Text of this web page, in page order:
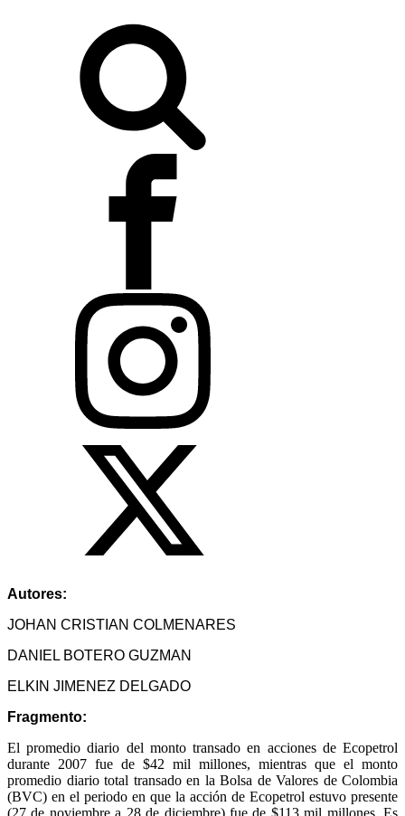
Autores:
JOHAN CRISTIAN COLMENARES
DANIEL BOTERO GUZMAN
ELKIN JIMENEZ DELGADO
Fragmento:
El promedio diario del monto transado en acciones de Ecopetrol
durante 2007 fue de $42 mil millones, mientras que el monto
promedio diario total transado en la Bolsa de Valores de Colombia
(BVC) en el periodo en que la acción de Ecopetrol estuvo presente
(27 de noviembre a 28 de diciembre) fue de $113 mil millones. Es